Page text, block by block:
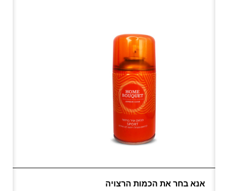
אנא בחר את הכמות הרצויה